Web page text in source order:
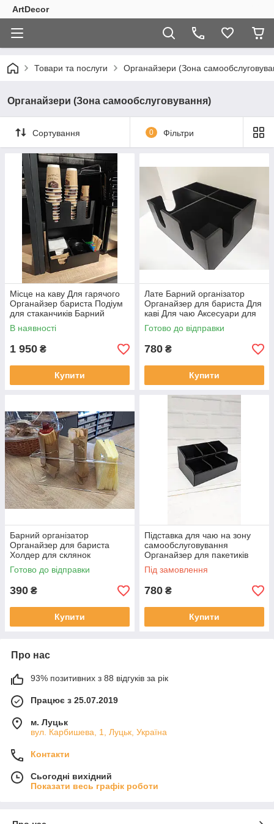
ArtDecor
Товари та послуги Органайзери (Зона
Органайзери (Зона самообслуговування)
Сортування 0 Фільтри
Місце на каву Для гарячого
Органайзер бариста Подіум
для стаканчиків Барний
організатор Аксесуари для
кав'ярні
В наявності
1 950 ₴
Купити
Лате Барний організатор
Органайзер для бариста Для
каві Для чаю Аксесуари для
кав'ярні Для серветок
Капучино
Готово до відправки
780 ₴
Купити
Барний організатор
Органайзер для бариста
Холдер для склянок
Аксесуари для кав'ярні
Органайзер для серветок
Готово до відправки
390 ₴
Купити
Підставка для чаю на зону
самообслуговування
Органайзер для пакетиків
чаю
Під замовлення
780 ₴
Купити
Про нас
93% позитивних з 88 відгуків за рік
Працює з 25.07.2019
м. Луцьк
вул. Карбишева, 1, Луцьк, Україна
Контакти
Сьогодні вихідний
Показати весь графік роботи